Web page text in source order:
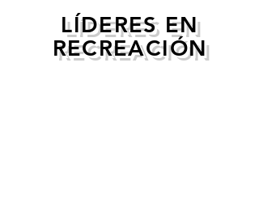
LÍDERES EN
RECREACIÓN